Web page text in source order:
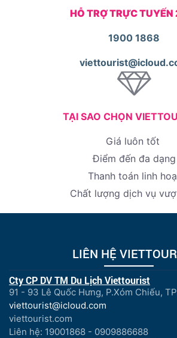
HỖ TRỢ TRỰC
1900 1868
TẠI SAO CHỌN
Giá luôn tốt
Điểm đến đa dạng
Thanh toán linh
Chất lượng dịch vụ
LIÊN HỆ
Cty CP DV TM Du Lịch Viettourist
91 - 93 Lê Quốc Hưng, P.Xóm Chiếu,
viettourist@icloud.com
viettourist.com
Liên hệ: 19001868 - 0909886688